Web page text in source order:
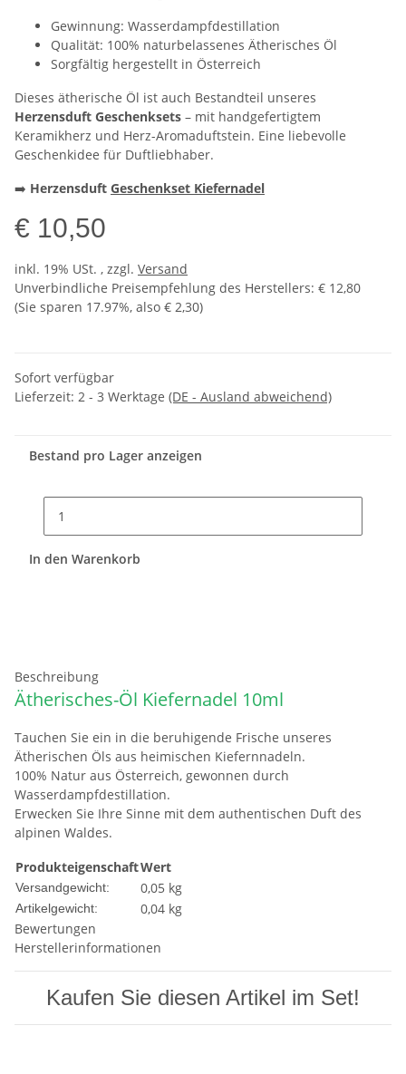
Gewinnung: Wasserdampfdestillation
Qualität: 100% naturbelassenes Ätherisches Öl
Sorgfältig hergestellt in Österreich
Dieses ätherische Öl ist auch Bestandteil unseres
Herzensduft Geschenksets – mit handgefertigtem
Keramikherz und Herz-Aromaduftstein. Eine liebevolle
Geschenkidee für Duftliebhaber.
➡️ Herzensduft Geschenkset Kiefernadel
€ 10,50
inkl. 19% USt. , zzgl. Versand
Unverbindliche Preisempfehlung des Herstellers: € 12,80
(Sie sparen 17.97%, also € 2,30)
Sofort verfügbar
Lieferzeit: 2 - 3 Werktage (DE - Ausland abweichend)
Bestand pro Lager anzeigen
In den Warenkorb
Beschreibung
Ätherisches-Öl Kiefernadel 10ml
Tauchen Sie ein in die beruhigende Frische unseres
Ätherischen Öls aus heimischen Kiefernnadeln.
100% Natur aus Österreich, gewonnen durch
Wasserdampfdestillation.
Erwecken Sie Ihre Sinne mit dem authentischen Duft des
alpinen Waldes.
ProdukteigenschaftWert
Versandgewicht: 0,05 kg
Artikelgewicht: 0,04 kg
Bewertungen
Herstellerinformationen
Kaufen Sie diesen Artikel im Set!